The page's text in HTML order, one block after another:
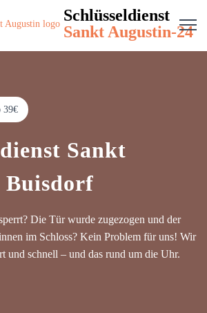
Schlüsseldienst
Sankt Augustin-24
39€
Sankt
Buisdorf
Die Tür wurde zugezogen und der
im Schloss? Kein Problem für uns! Wir
und schnell – und das rund um die Uhr.